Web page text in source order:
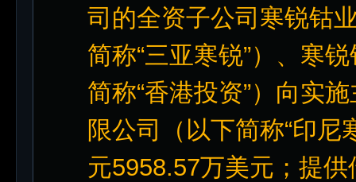
司的全资子公司寒锐钴
简称“三亚寒锐”）、寒
简称“香港投资”）向实
限公司（以下简称“印尼
元5958.57万美元；提